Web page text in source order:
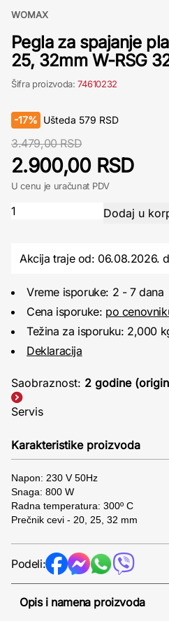
WOMAX
Pegla za spajanje
25, 32mm W-RSG
Šifra proizvoda:74610232
-17% Ušteda 579 RSD
3.479,00 RSD
2.900,00 RSD
U cenu je uračunat PDV
Akcija traje od: 06.08.2026.
Vreme isporuke: 2 - 7 dana
Cena isporuke: po
Težina za isporuku: 2,000
Deklaracija
Saobraznost: 2 godine
Servis
Karakteristike proizvoda
Napon: 230 V 50Hz
Snaga: 800 W
Radna temperatura: 300º C
Prečnik cevi - 20, 25, 32 mm
Podeli:
Opis i namena proizvoda